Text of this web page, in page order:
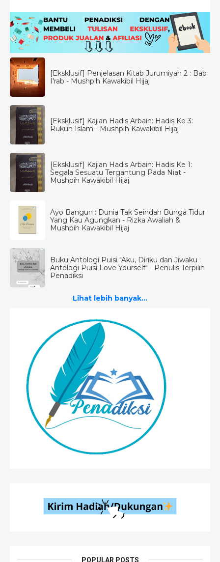
[Eksklusif] Penjelasan Kitab Jurumiyah 2 : Bab
I'rab - Mushpih Kawakibil Hijaj
[Eksklusif] Kajian Hadis Arbain: Hadis Ke 3:
Rukun Islam - Mushpih Kawakibil Hijaj
[Eksklusif] Kajian Hadis Arbain: Hadis Ke 1:
Segala Sesuatu Tergantung Pada Niat -
Mushpih Kawakibil Hijaj
Ayo Bangun : Dunia Tak Seindah Bunga Tidur
Yang Kau Agungkan - Rizka Awaliah &
Mushpih Kawakibil Hijaj
Buku Antologi Puisi "Aku, Diriku dan Jiwaku :
Antologi Puisi Love Yourself" - Penulis Terpilih
Penadiksi
Lihat lebih banyak...
POPULAR POSTS